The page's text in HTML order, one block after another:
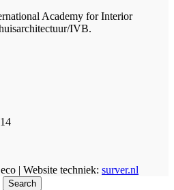
Academy for Interior
IVB.
| Website techniek: surver.nl
Search